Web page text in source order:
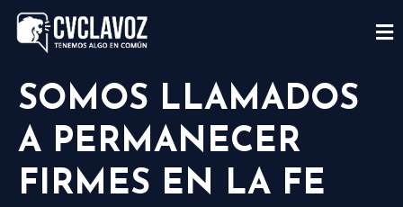
SOMOS LLAMADOS
A PERMANECER
FIRMES EN LA FE